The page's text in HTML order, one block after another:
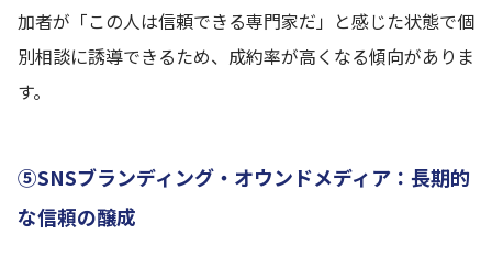
加者が「この人は信頼できる専門家だ」と感じた状態で個
別相談に誘導できるため、成約率が高くなる傾向がありま
す。
⑤SNSブランディング・オウンドメディア：長期的
な信頼の醸成